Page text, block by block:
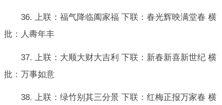
36. 上联：福气降临阖家福 下联：春光辉映满堂春 横
批：人夀年丰
37. 上联：大顺大财大吉利 下联：新春新喜新世纪 横
批：万事如意
38. 上联：绿竹别其三分景 下联：红梅正报万家春 横